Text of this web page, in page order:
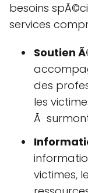
besoins
services
Soutien
des
les
Ã
victimes,